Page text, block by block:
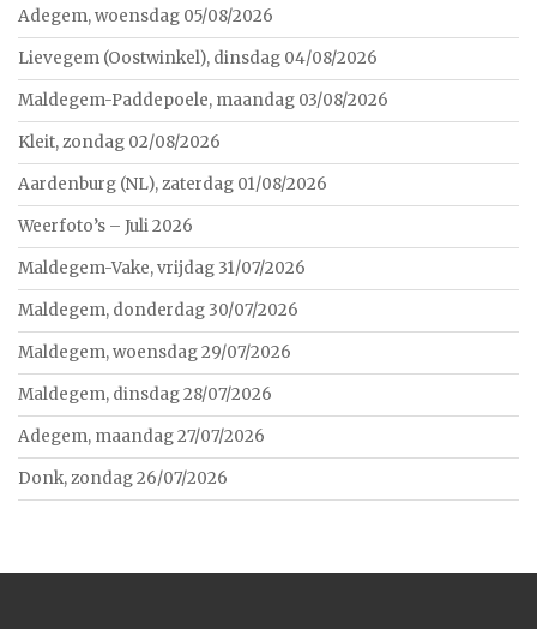
Adegem, woensdag 05/08/2026
Lievegem (Oostwinkel), dinsdag 04/08/2026
Maldegem-Paddepoele, maandag 03/08/2026
Kleit, zondag 02/08/2026
Aardenburg (NL), zaterdag 01/08/2026
Weerfoto’s – Juli 2026
Maldegem-Vake, vrijdag 31/07/2026
Maldegem, donderdag 30/07/2026
Maldegem, woensdag 29/07/2026
Maldegem, dinsdag 28/07/2026
Adegem, maandag 27/07/2026
Donk, zondag 26/07/2026